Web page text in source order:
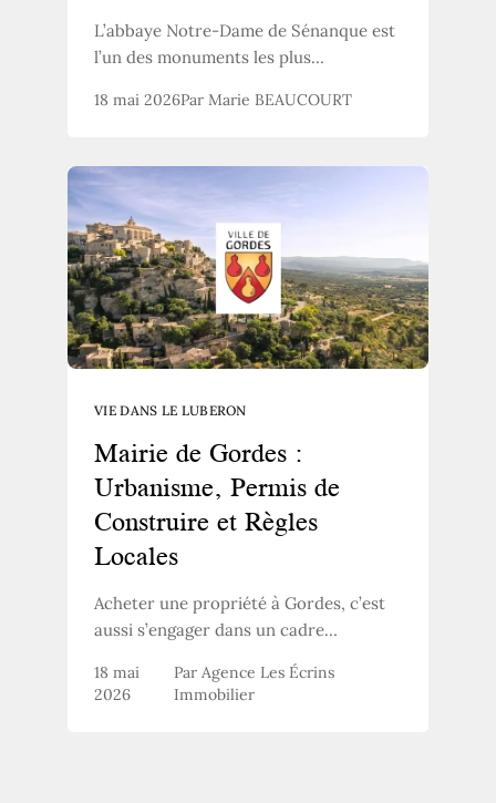
L’abbaye Notre-Dame de Sénanque est
l’un des monuments les plus
de champs de lavande, elle attire
entier. Mais au-delà du tourisme,
Sénanque a un impact direct et concret
sur le marché immobilier local.
18 mai 2026Par Marie BEAUCOURT
VIE DANS LE LUBERON
Mairie de Gordes :
Urbanisme, Permis de
Construire et Règles
Locales
Acheter une propriété à Gordes, c’est
aussi s’engager dans un cadre
lié à la richesse patrimoniale du lieu et
18 mai
2026
Par Agence Les Écrins
Immobilier